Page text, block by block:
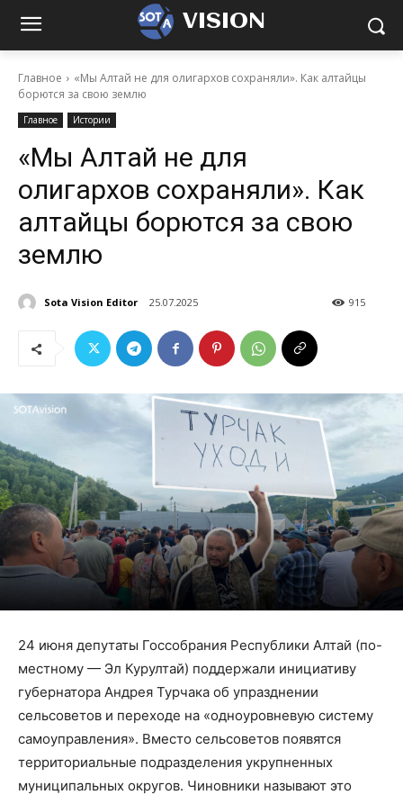
VISION
Главное
«Мы Алтай не для олигархов сохраняли». Как алтайцы
борются за свою землю
Главное Истории
«Мы Алтай не для
олигархов сохраняли». Как
алтайцы борются за свою
землю
Sota Vision Editor 25.07.2025 915
24 июня депутаты Госсобрания Республики Алтай (по-
местному — Эл Курултай) поддержали инициативу
губернатора Андрея Турчака об упразднении
сельсоветов и переходе на «одноуровневую систему
самоуправления». Вместо сельсоветов появятся
территориальные подразделения укрупненных
муниципальных округов. Чиновники называют это